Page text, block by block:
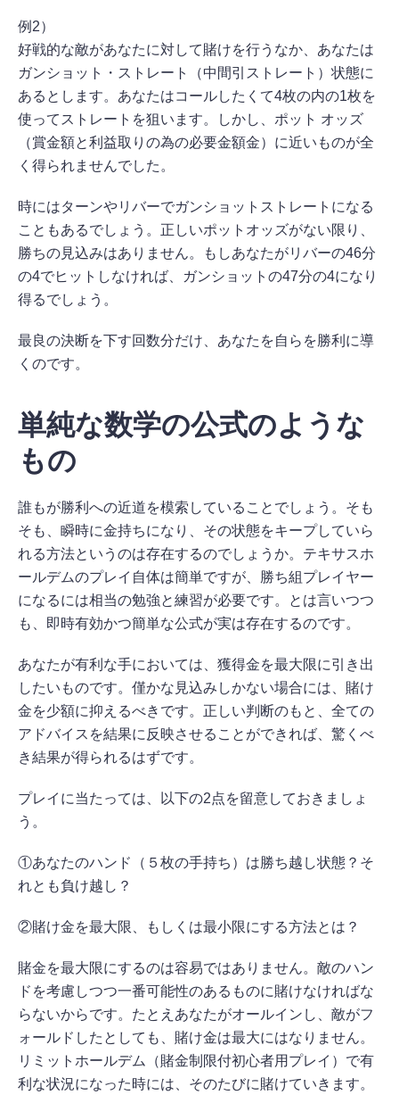
例2）
好戦的な敵があなたに対して賭けを行うなか、あなたは
ガンショット・ストレート（中間引ストレート）状態に
あるとします。あなたはコールしたくて4枚の内の1枚を
使ってストレートを狙います。しかし、ポット オッズ
（賞金額と利益取りの為の必要金額金）に近いものが全
く得られませんでした。
時にはターンやリバーでガンショットストレートになる
こともあるでしょう。正しいポットオッズがない限り、
勝ちの見込みはありません。もしあなたがリバーの46分
の4でヒットしなければ、ガンショットの47分の4になり
得るでしょう。
最良の決断を下す回数分だけ、あなたを自らを勝利に導
くのです。
単純な数学の公式のような
もの
誰もが勝利への近道を模索していることでしょう。そも
そも、瞬時に金持ちになり、その状態をキープしていら
れる方法というのは存在するのでしょうか。テキサスホ
ールデムのプレイ自体は簡単ですが、勝ち組プレイヤー
になるには相当の勉強と練習が必要です。とは言いつつ
も、即時有効かつ簡単な公式が実は存在するのです。
あなたが有利な手においては、獲得金を最大限に引き出
したいものです。僅かな見込みしかない場合には、賭け
金を少額に抑えるべきです。正しい判断のもと、全ての
アドバイスを結果に反映させることができれば、驚くべ
き結果が得られるはずです。
プレイに当たっては、以下の2点を留意しておきましょ
う。
①あなたのハンド（５枚の手持ち）は勝ち越し状態？そ
れとも負け越し？
②賭け金を最大限、もしくは最小限にする方法とは？
賭金を最大限にするのは容易ではありません。敵のハン
ドを考慮しつつ一番可能性のあるものに賭けなければな
らないからです。たとえあなたがオールインし、敵がフ
ォールドしたとしても、賭け金は最大にはなりません。
リミットホールデム（賭金制限付初心者用プレイ）で有
利な状況になった時には、そのたびに賭けていきます。